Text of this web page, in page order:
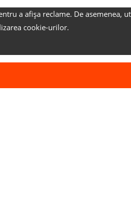
a afișa reclame. De asemenea,
cookie-urilor.